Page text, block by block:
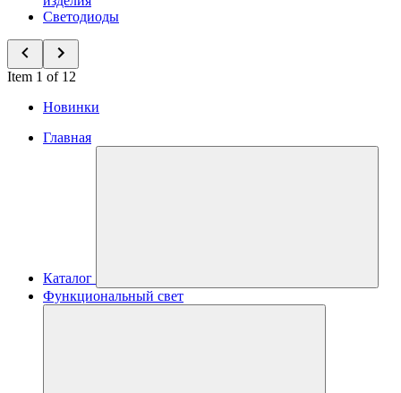
Светодиоды
Item 1 of 12
Новинки
Главная
Каталог
Функциональный свет